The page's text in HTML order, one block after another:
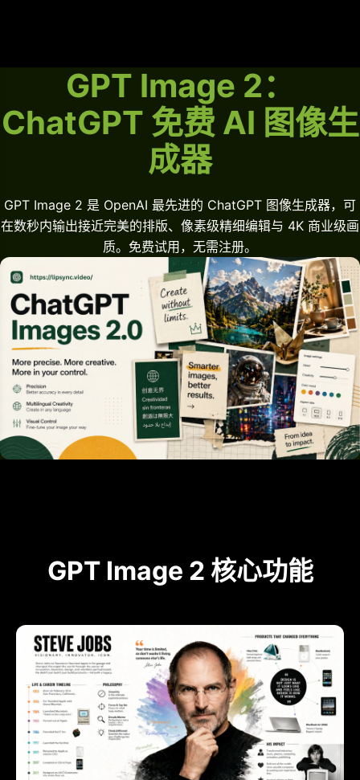
GPT Image 2：
ChatGPT 免费 AI 图像生
成器
GPT Image 2 是 OpenAI 最先进的 ChatGPT 图像生成器，可
在数秒内输出接近完美的排版、像素级精细编辑与 4K 商业级画
质。免费试用，无需注册。
GPT Image 2 核心功能